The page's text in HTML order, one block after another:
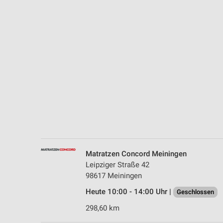
Matratzen Concord Meiningen
Leipziger Straße 42
98617 Meiningen
Heute 10:00 - 14:00 Uhr |
Geschlossen
298,60 km